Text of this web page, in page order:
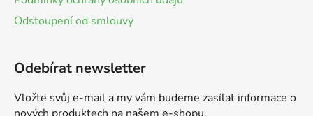
Odstoupení od smlouvy
Odebírat newsletter
Vložte svůj e-mail a my vám budeme zasílat informace o